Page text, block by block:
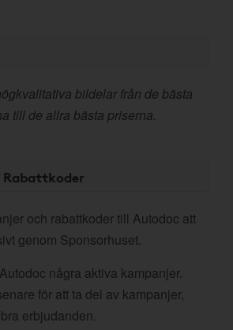
bildelar från de bästa
till de allra bästa priserna.
och rabattkoder till Autodoc att
genom Sponsorhuset.
några aktiva kampanjer.
för att ta del av kampanjer,
erbjudanden.